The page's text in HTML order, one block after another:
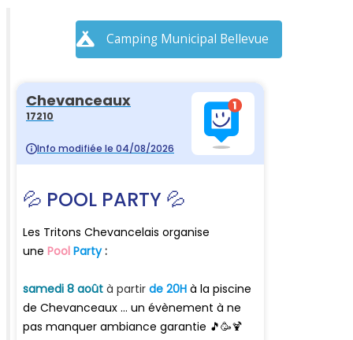
Camping Municipal Bellevue